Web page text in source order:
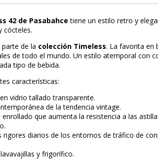
42 de Pasabahcetiene un estilo retro y
cócteles.
de la colección Timeless. La favorita en
de todo el mundo. Un estilo atemporal con
tipo de bebida.
características:
vidrio tallado transparente.
de la tendencia vintage.
enrollado que aumenta la resistencia a las
rigores diarios de los entornos de tráfico de
y frigorífico.